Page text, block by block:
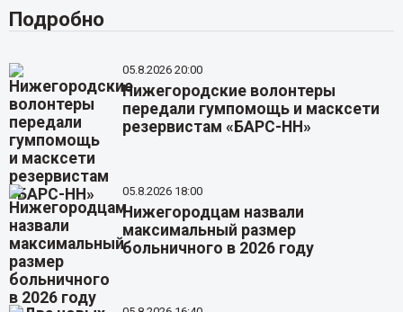
Подробно
05.8.2026 20:00
Нижегородские волонтеры
передали гумпомощь и масксети
резервистам «БАРС-НН»
05.8.2026 18:00
Нижегородцам назвали
максимальный размер
больничного в 2026 году